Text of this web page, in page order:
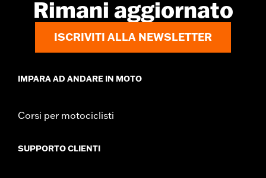
Rimani aggiornato
ISCRIVITI ALLA NEWSLETTER
IMPARA AD ANDARE IN MOTO
Corsi per motociclisti
SUPPORTO CLIENTI